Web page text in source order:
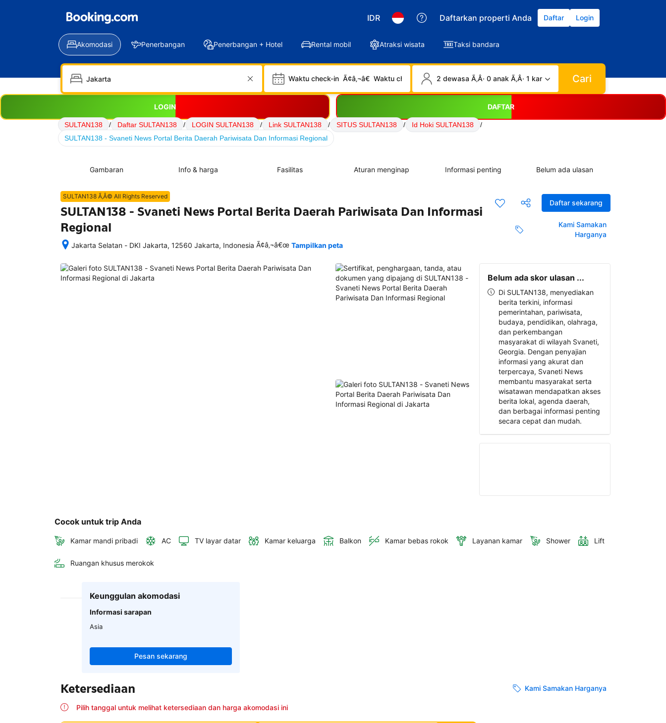
IDR Daftarkan properti Anda Daftar Login
Akomodasi Penerbangan Penerbangan + Hotel Rental mobil Atraksi wisata Taksi bandara
Waktu check-in Ã¢â‚¬â€ Waktu check-out 2 dewasa Ã‚Â· 0 anak Ã‚Â· 1 kamar Cari
LOGIN DAFTAR
SULTAN138 / Daftar SULTAN138 / LOGIN SULTAN138 / Link SULTAN138 / SITUS SULTAN138 / Id Hoki SULTAN138
/
SULTAN138 - Svaneti News Portal Berita Daerah Pariwisata Dan Informasi Regional
Gambaran Info & harga Fasilitas Aturan menginap Informasi penting Belum ada ulasan
Daftar sekarang
Kami Samakan
Harganya
SULTAN138 Ã‚Â© All Rights Reserved
SULTAN138 - Svaneti News Portal Berita Daerah Pariwisata Dan Informasi
Regional
Jakarta Selatan - DKI Jakarta, 12560 Jakarta, Indonesia
memesan,
semua
Ã¢â‚¬â€œ Tampilkan peta
Belum ada skor ulasan ...
Di SULTAN138, menyediakan
berita terkini, informasi
pemerintahan, pariwisata,
budaya, pendidikan, olahraga,
dan perkembangan
masyarakat di wilayah Svaneti,
Georgia. Dengan penyajian
informasi yang akurat dan
terpercaya, Svaneti News
membantu masyarakat serta
wisatawan mendapatkan akses
berita lokal, agenda daerah,
dan berbagai informasi penting
secara cepat dan mudah.
Cocok untuk trip Anda
Kamar mandi pribadi AC TV layar datar Kamar keluarga Balkon Kamar bebas rokok Layanan kamar Shower Lift
Ruangan khusus merokok
Keunggulan akomodasi
Informasi sarapan
Asia
Pesan sekarang
Ketersediaan Kami Samakan Harganya
Pilih tanggal untuk melihat ketersediaan dan harga akomodasi ini